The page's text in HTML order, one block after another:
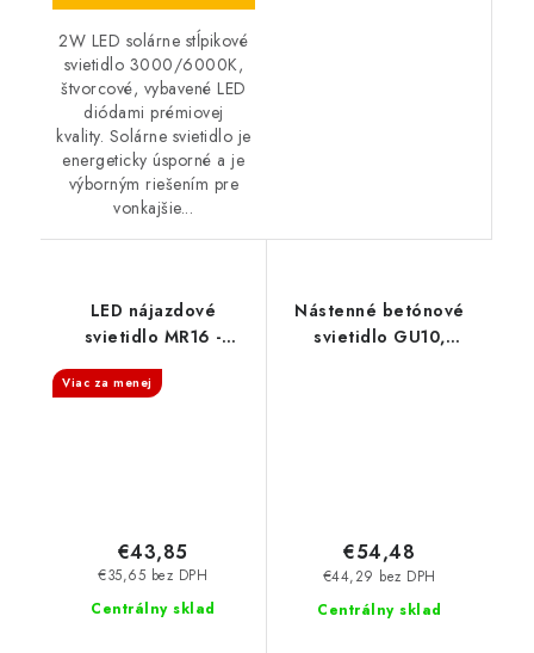
2W LED solárne stĺpikové
svietidlo 3000/6000K,
štvorcové, vybavené LED
diódami prémiovej
kvality. Solárne svietidlo je
energeticky úsporné a je
výborným riešením pre
vonkajšie...
LED nájazdové
svietidlo MR16 -
strieborné - 1 okienko
Viac za menej
Centrálny sklad
€35,65 bez DPH
€43,85
Nástenné betónové
svietidlo GU10,
Centrálny sklad
€44,29 bez DPH
€54,48